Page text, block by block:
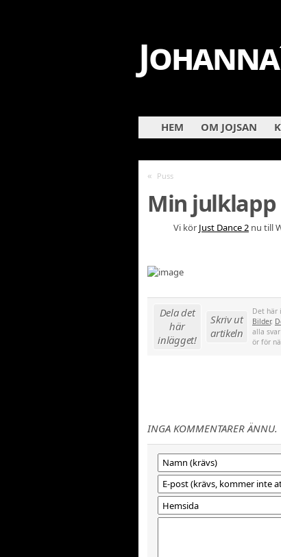
HEM OM JOJSAN
« Puss
Min julklapp
Vi kör Just Dance 2 nu till
Dela det
här
inlägget!
Skriv ut
artikeln
Det här
Bilder,
alla
ör för
INGA KOMMENTARER ÄNNU.